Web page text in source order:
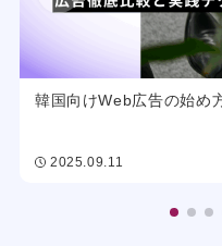
韓国向けWeb広告の始め
2025.09.11